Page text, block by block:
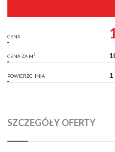
CENA
CENA ZA M2
POWIERZCHNIA 1
SZCZEGÓŁY OFERTY